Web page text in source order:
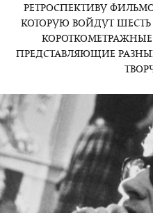
РЕТРОСПЕКТИВУ
КОТОРУЮ ВОЙДУТ
ПРЕДСТАВЛЯЮЩИЕ